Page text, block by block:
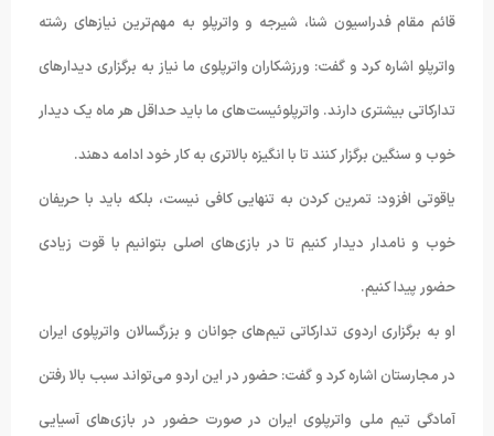
قائم مقام فدراسیون شنا، شیرجه و واترپلو به مهم‌ترین نیازهای رشته
واترپلو اشاره کرد و گفت: ورزشکاران واترپلوی ما نیاز به برگزاری دیدارهای
تدارکاتی بیشتری دارند. واترپلوئیست‌های ما باید حداقل هر ماه یک دیدار
خوب و سنگین برگزار کنند تا با انگیزه بالاتری به کار خود ادامه دهند.
یاقوتی افزود: تمرین کردن به تنهایی کافی نیست، بلکه باید با حریفان
خوب و نامدار دیدار کنیم تا در بازی‌های اصلی بتوانیم با قوت زیادی
حضور پیدا کنیم.
او به برگزاری اردوی تدارکاتی تیم‌های جوانان و بزرگسالان واترپلوی ایران
در مجارستان اشاره کرد و گفت: حضور در این اردو می‌تواند سبب بالا رفتن
آمادگی تیم ملی واترپلوی ایران در صورت حضور در بازی‌های آسیایی